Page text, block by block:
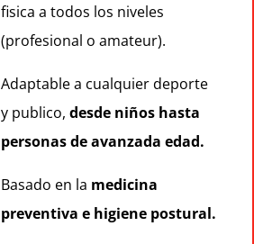
fisica a todos los niveles
(profesional o amateur).
Adaptable a cualquier deporte
y publico, desde niños hasta
personas de avanzada edad.
Basado en la medicina
preventiva e higiene postural.